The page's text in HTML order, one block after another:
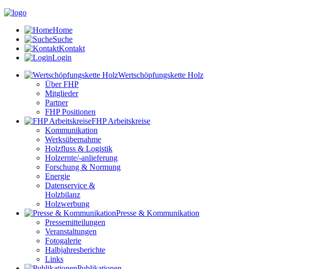
Home
Suche
Kontakt
Login
Wertschöpfungskette Holz
Über FHP
Mitglieder
Partner
FHP Positionen
FHP Arbeitskreise
Kommunikation
Werksübernahme
Holzfluss & Logistik
Holzernte/-anlieferung
Forschung & Normung
Energie
Datenservice &
Holzbilanz
Holzwerbung
Presse & Kommunikation
Pressemitteilungen
Veranstaltungen
Fotogalerie
Halbjahresberichte
Links